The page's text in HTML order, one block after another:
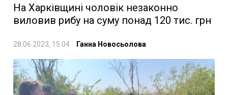
На Харківщині чоловік незаконно
виловив рибу на суму понад 120 тис. грн
28.06.2023, 15:04 Ганна Новосьолова